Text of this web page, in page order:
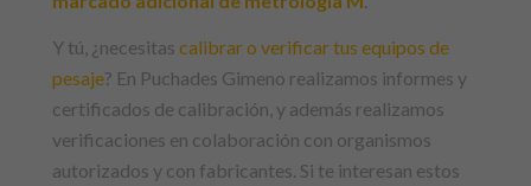
Y tú, ¿necesitas calibrar o verificar tus equipos de
pesaje? En Puchades Gimeno realizamos informes y
certificados de calibración, y además realizamos
verificaciones en colaboración con organismos
autorizados y con fabricantes. Si te interesan estos